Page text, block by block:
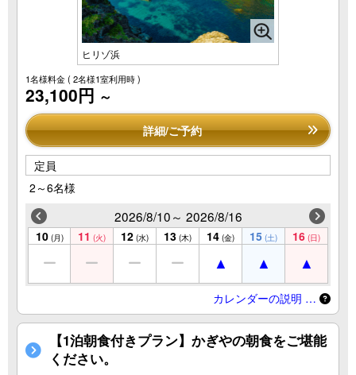
ヒリゾ浜
1名様料金( 2名様1室利用時 )
23,100円 ～
詳細/ご予約
定員
2～6名様
2026/8/10～ 2026/8/16
10 (月) 11 (火) 12 (水) 13 (木) 14 (金) 15 (土) 16 (日)
カレンダーの説明 …
【1泊朝食付きプラン】かぎやの朝食をご堪能
ください。